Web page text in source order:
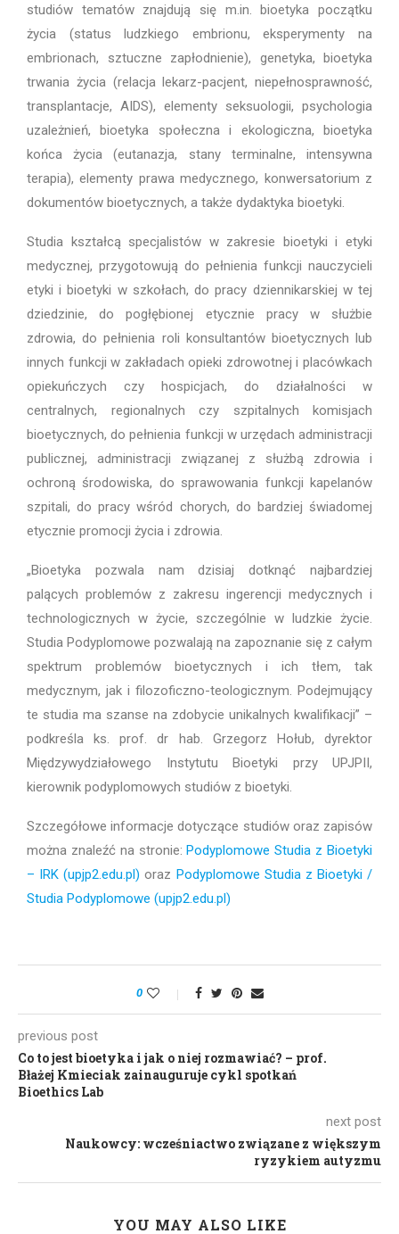
studiów tematów znajdują się m.in. bioetyka początku
życia (status ludzkiego embrionu, eksperymenty na
embrionach, sztuczne zapłodnienie), genetyka, bioetyka
trwania życia (relacja lekarz-pacjent, niepełnosprawność,
transplantacje, AIDS), elementy seksuologii, psychologia
uzależnień, bioetyka społeczna i ekologiczna, bioetyka
końca życia (eutanazja, stany terminalne, intensywna
terapia), elementy prawa medycznego, konwersatorium z
dokumentów bioetycznych, a także dydaktyka bioetyki.
Studia kształcą specjalistów w zakresie bioetyki i etyki
medycznej, przygotowują do pełnienia funkcji nauczycieli
etyki i bioetyki w szkołach, do pracy dziennikarskiej w tej
dziedzinie, do pogłębionej etycznie pracy w służbie
zdrowia, do pełnienia roli konsultantów bioetycznych lub
innych funkcji w zakładach opieki zdrowotnej i placówkach
opiekuńczych czy hospicjach, do działalności w
centralnych, regionalnych czy szpitalnych komisjach
bioetycznych, do pełnienia funkcji w urzędach administracji
publicznej, administracji związanej z służbą zdrowia i
ochroną środowiska, do sprawowania funkcji kapelanów
szpitali, do pracy wśród chorych, do bardziej świadomej
etycznie promocji życia i zdrowia.
„Bioetyka pozwala nam dzisiaj dotknąć najbardziej
palących problemów z zakresu ingerencji medycznych i
technologicznych w życie, szczególnie w ludzkie życie.
Studia Podyplomowe pozwalają na zapoznanie się z całym
spektrum problemów bioetycznych i ich tłem, tak
medycznym, jak i filozoficzno-teologicznym. Podejmujący
te studia ma szanse na zdobycie unikalnych kwalifikacji” –
podkreśla ks. prof. dr hab. Grzegorz Hołub, dyrektor
Międzywydziałowego Instytutu Bioetyki przy UPJPII,
kierownik podyplomowych studiów z bioetyki.
Szczegółowe informacje dotyczące studiów oraz zapisów
można znaleźć na stronie:Podyplomowe Studia z Bioetyki
– IRK (upjp2.edu.pl) oraz Podyplomowe Studia z Bioetyki /
Studia Podyplomowe (upjp2.edu.pl)
0
previous post
Co to jest bioetyka i jak o niej rozmawiać? – prof.
Błażej Kmieciak zainauguruje cykl spotkań
Bioethics Lab
next post
Naukowcy: wcześniactwo związane z większym
ryzykiem autyzmu
YOU MAY ALSO LIKE